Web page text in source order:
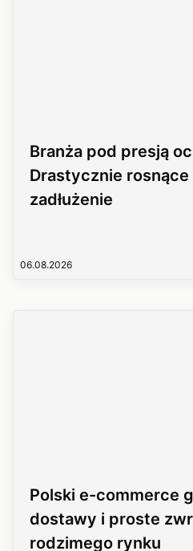
Branża pod presją
Drastycznie
zadłużenie
06.08.2026
Polski e-commerce
dostawy i proste
rodzimego rynku